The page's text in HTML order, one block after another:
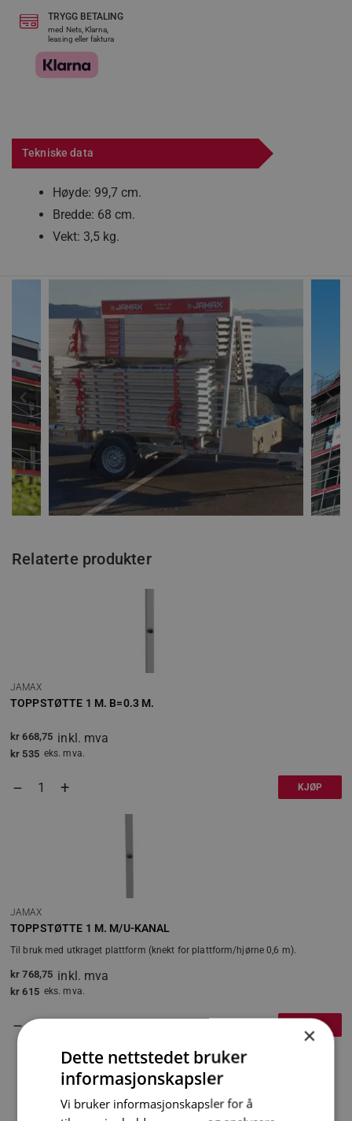
Tekniske data
Høyde: 99,7 cm.
Bredde: 68 cm.
Vekt: 3,5 kg.
TRYGG BETALING
med Nets, Klarna,
leasing eller faktura
Relaterte produkter
JAMAX
TOPPSTØTTE 1 M. B=0.3 M.
kr 668,75 inkl. mva
kr 535 eks. mva.
– + KJØP
JAMAX
TOPPSTØTTE 1 M. M/U-KANAL
Til bruk med utkraget plattform (knekt for plattform/hjørne 0,6 m).
kr 768,75 inkl. mva
kr 615 eks. mva.
– KJØP
×
Dette nettstedet bruker
informasjonskapsler
Vi bruker informasjonskapsler for å